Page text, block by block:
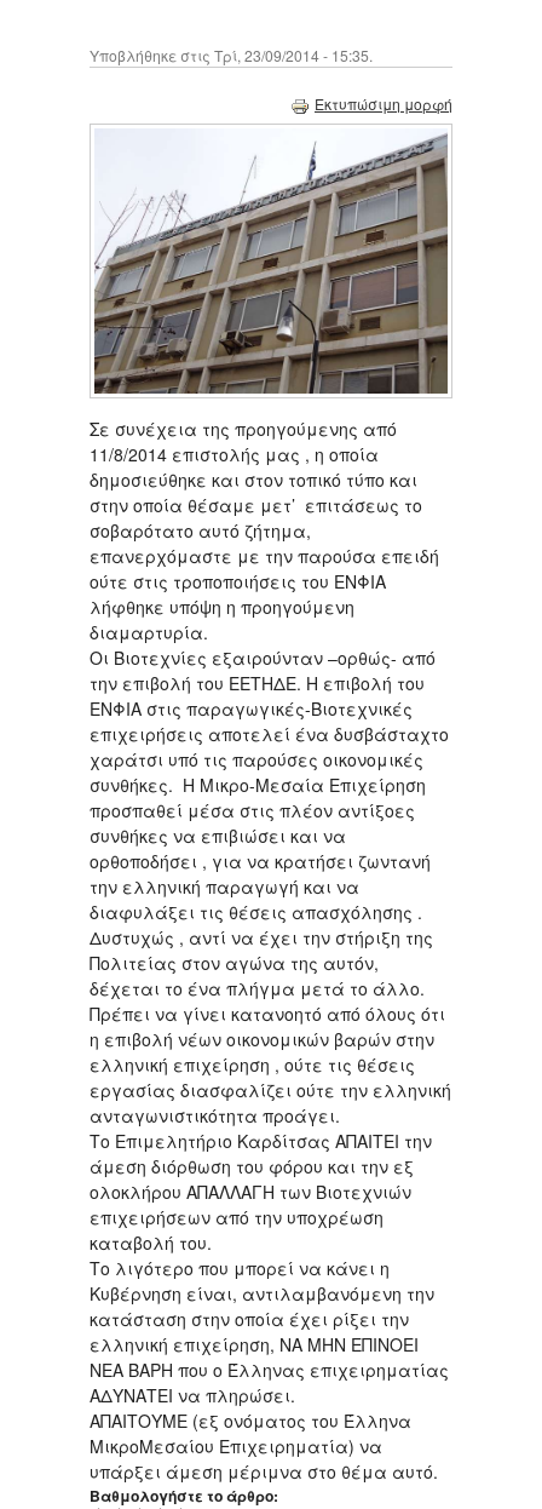
Υποβλήθηκε στις Τρί, 23/09/2014 - 15:35.
Εκτυπώσιμη μορφή
Σε συνέχεια της προηγούμενης από
11/8/2014 επιστολής μας , η οποία
δημοσιεύθηκε και στον τοπικό τύπο και
στην οποία θέσαμε μετ’ επιτάσεως το
σοβαρότατο αυτό ζήτημα,
επανερχόμαστε με την παρούσα επειδή
ούτε στις τροποποιήσεις του ΕΝΦΙΑ
λήφθηκε υπόψη η προηγούμενη
διαμαρτυρία.
Οι Βιοτεχνίες εξαιρούνταν –ορθώς- από
την επιβολή του ΕΕΤΗΔΕ. Η επιβολή του
ΕΝΦΙΑ στις παραγωγικές-Βιοτεχνικές
επιχειρήσεις αποτελεί ένα δυσβάσταχτο
χαράτσι υπό τις παρούσες οικονομικές
συνθήκες. Η Μικρο-Μεσαία Επιχείρηση
προσπαθεί μέσα στις πλέον αντίξοες
συνθήκες να επιβιώσει και να
ορθοποδήσει , για να κρατήσει ζωντανή
την ελληνική παραγωγή και να
διαφυλάξει τις θέσεις απασχόλησης .
Δυστυχώς , αντί να έχει την στήριξη της
Πολιτείας στον αγώνα της αυτόν,
δέχεται το ένα πλήγμα μετά το άλλο.
Πρέπει να γίνει κατανοητό από όλους ότι
η επιβολή νέων οικονομικών βαρών στην
ελληνική επιχείρηση , ούτε τις θέσεις
εργασίας διασφαλίζει ούτε την ελληνική
ανταγωνιστικότητα προάγει.
Το Επιμελητήριο Καρδίτσας ΑΠΑΙΤΕΙ την
άμεση διόρθωση του φόρου και την εξ
ολοκλήρου ΑΠΑΛΛΑΓΗ των Βιοτεχνιών
επιχειρήσεων από την υποχρέωση
καταβολή του.
Το λιγότερο που μπορεί να κάνει η
Κυβέρνηση είναι, αντιλαμβανόμενη την
κατάσταση στην οποία έχει ρίξει την
ελληνική επιχείρηση, ΝΑ ΜΗΝ ΕΠΙΝΟΕΙ
ΝΕΑ ΒΑΡΗ που ο Έλληνας επιχειρηματίας
ΑΔΥΝΑΤΕΙ να πληρώσει.
ΑΠΑΙΤΟΥΜΕ (εξ ονόματος του Έλληνα
ΜικροΜεσαίου Επιχειρηματία) να
υπάρξει άμεση μέριμνα στο θέμα αυτό.
Βαθμολογήστε το άρθρο: